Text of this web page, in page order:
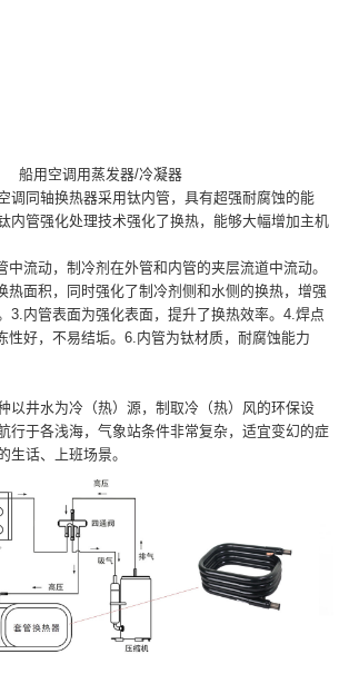
船用空调用蒸发器/冷凝器
调同轴换热器采用钛内管，具有超强耐腐蚀的能
内管强化处理技术强化了换热，能够大幅增加主机
中流动，制冷剂在外管和内管的夹层流道中流动。
热面积，同时强化了制冷剂侧和水侧的换热，增强
3.内管表面为强化表面，提升了换热效率。4.焊点
性好，不易结垢。6.内管为钛材质，耐腐蚀能力
以井水为冷（热）源，制取冷（热）风的环保设
行于各浅海，气象站条件非常复杂，适宜变幻的症
生话、上班场景。